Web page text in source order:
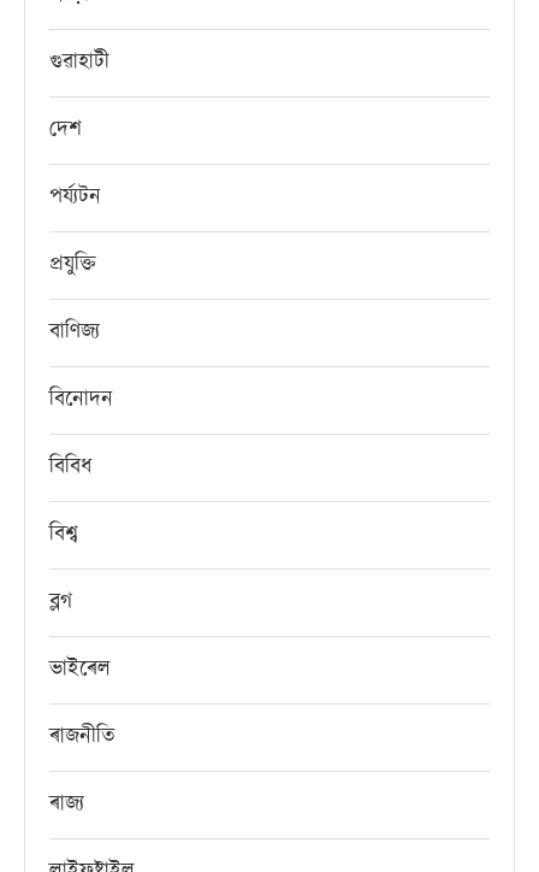
গুৱাহাটী
দেশ
পৰ্য্যটন
প্ৰযুক্তি
বাণিজ্য
বিনোদন
বিবিধ
বিশ্ব
ব্লগ
ভাইৰেল
ৰাজনীতি
ৰাজ্য